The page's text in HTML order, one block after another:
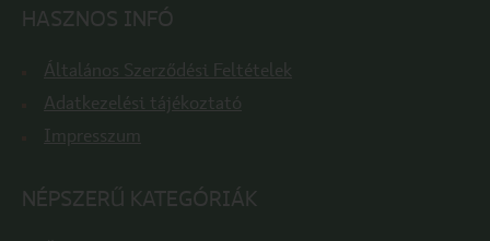
HASZNOS INFÓ
Általános Szerződési Feltételek
Adatkezelési tájékoztató
Impresszum
NÉPSZERŰ KATEGÓRIÁK